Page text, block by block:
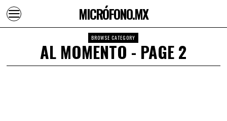
MICRÓFONO.MX
BROWSE CATEGORY
AL MOMENTO - PAGE 2